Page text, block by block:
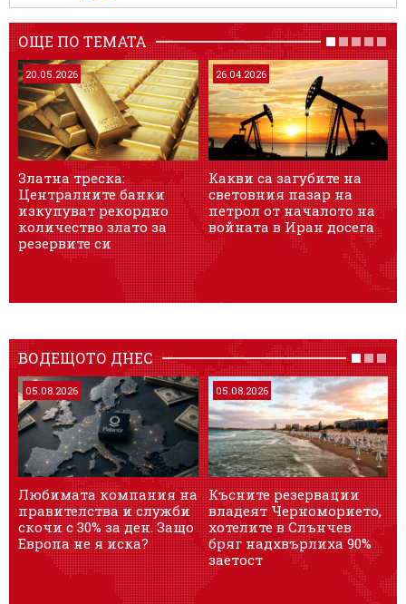
ОЩЕ ПО ТЕМАТА
20.05.2026
Златна треска:
Централните банки
изкупуват рекордно
количество злато за
резервите си
26.04.2026
Какви са загубите на
световния пазар на
петрол от началото на
войната в Иран досега
ВОДЕЩОТО ДНЕС
05.08.2026
Любимата компания на
правителства и служби
скочи с 30% за ден. Защо
Европа не я иска?
05.08.2026
Късните резервации
владеят Черноморието,
хотелите в Слънчев
бряг надхвърлиха 90%
заетост